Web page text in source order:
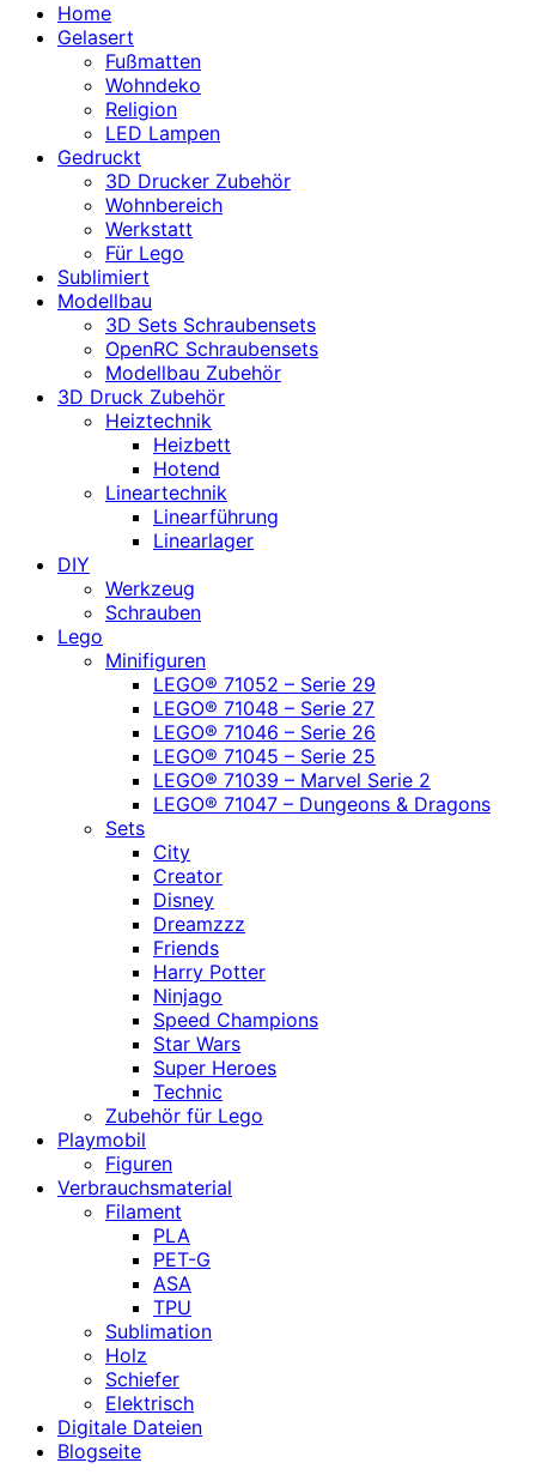
Home
Gelasert
Fußmatten
Wohndeko
Religion
LED Lampen
Gedruckt
3D Drucker Zubehör
Wohnbereich
Werkstatt
Für Lego
Sublimiert
Modellbau
3D Sets Schraubensets
OpenRC Schraubensets
Modellbau Zubehör
3D Druck Zubehör
Heiztechnik
Heizbett
Hotend
Lineartechnik
Linearführung
Linearlager
DIY
Werkzeug
Schrauben
Lego
Minifiguren
LEGO® 71052 – Serie 29
LEGO® 71048 – Serie 27
LEGO® 71046 – Serie 26
LEGO® 71045 – Serie 25
LEGO® 71039 – Marvel Serie 2
LEGO® 71047 – Dungeons & Dragons
Sets
City
Creator
Disney
Dreamzzz
Friends
Harry Potter
Ninjago
Speed Champions
Star Wars
Super Heroes
Technic
Zubehör für Lego
Playmobil
Figuren
Verbrauchsmaterial
Filament
PLA
PET-G
ASA
TPU
Sublimation
Holz
Schiefer
Elektrisch
Digitale Dateien
Blogseite